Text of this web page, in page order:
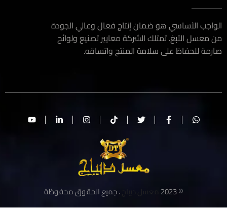
الأساسي هو ضمان إنتاج فعال وعالي الجودة
التبغ. تمتلك الشركة معايير تصنيع ولوائح
للحفاظ على سلامة المنتج واتساقه.
معسل ديباج. جميع الحقوق محفوظة